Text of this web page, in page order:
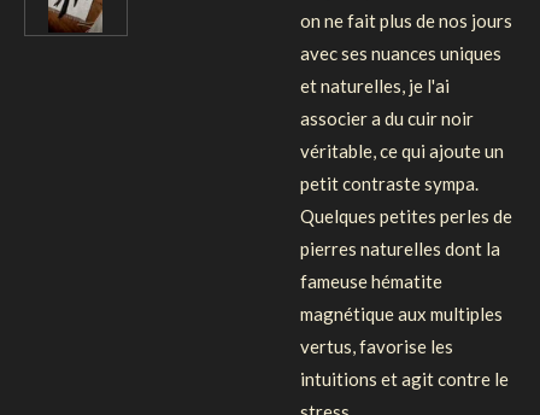
on ne fait plus de nos jours
avec ses nuances uniques
et naturelles, je l'ai
associer a du cuir noir
véritable, ce qui ajoute un
petit contraste sympa.
Quelques petites perles de
pierres naturelles dont la
fameuse hématite
magnétique aux multiples
vertus, favorise les
intuitions et agit contre le